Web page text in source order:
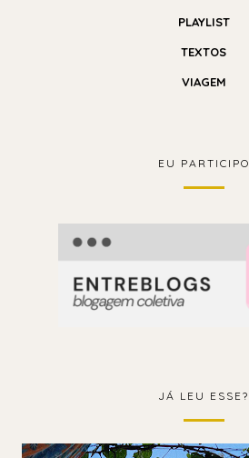
PLAYLIST
TEXTOS
VIAGEM
EU PARTICIPO
JÁ LEU ESSE?